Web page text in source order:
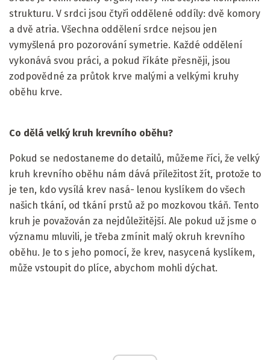
strukturu. V srdci jsou čtyři oddělené oddíly: dvě komory
a dvě atria. Všechna oddělení srdce nejsou jen
vymyšlená pro pozorování symetrie. Každé oddělení
vykonává svou práci, a pokud říkáte přesněji, jsou
zodpovědné za průtok krve malými a velkými kruhy
oběhu krve.
Co dělá velký kruh krevního oběhu?
Pokud se nedostaneme do detailů, můžeme říci, že velký
kruh krevního oběhu nám dává příležitost žít, protože to
je ten, kdo vysílá krev nasá- lenou kyslíkem do všech
našich tkání, od tkání prstů až po mozkovou tkáň. Tento
kruh je považován za nejdůležitější. Ale pokud už jsme o
významu mluvili, je třeba zmínit malý okruh krevního
oběhu. Je to s jeho pomocí, že krev, nasycená kyslíkem,
může vstoupit do plíce, abychom mohli dýchat.